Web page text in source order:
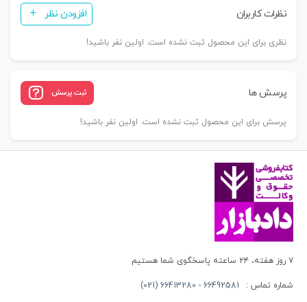
نقش
گذاری
و
تنظیم
|
دکتر
سماواتی
عدد
نظرات کاربران افزودن نظر
نظری برای این محصول ثبت نشده است. اولین نفر باشید!
پرسش ها ثبت پرسش
پرسش برای این محصول ثبت نشده است. اولین نفر باشید!
۷ روز هفته، ۲۴ ساعته پاسخگوی شما هستیم
شماره تماس : 66492581 - 66413280 (021)